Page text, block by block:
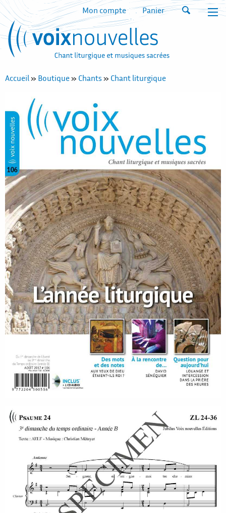
Mon compte Panier
Accueil» Boutique» Chants» Chant liturgique